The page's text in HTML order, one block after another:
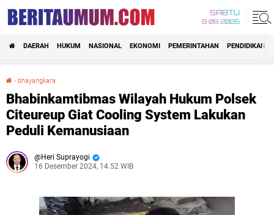
SABTU
8 08 2026
DAERAH HUKUM NASIONAL EKONOMI PEMERINTAHAN PENDIDIKAN
› bhayangkara
Bhabinkamtibmas Wilayah Hukum Polsek
Citeureup Giat Cooling System Lakukan
Peduli Kemanusiaan
Heri Suprayogi
16 Desember 2024, 14.52 WIB